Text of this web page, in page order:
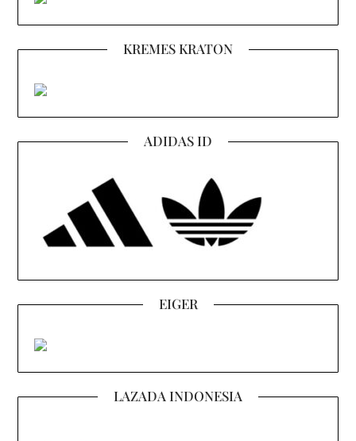
KREMES KRATON
ADIDAS ID
EIGER
LAZADA INDONESIA